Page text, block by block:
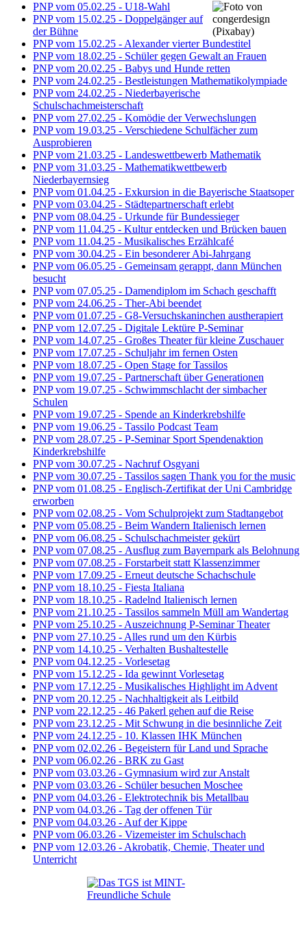
PNP vom 05.02.25 - U18-Wahl
PNP vom 15.02.25 - Doppelgänger auf
der Bühne
PNP vom 15.02.25 - Alexander vierter Bundestitel
PNP vom 18.02.25 - Schüler gegen Gewalt an Frauen
PNP vom 20.02.25 - Babys und Hunde retten
PNP vom 24.02.25 - Bestleistungen Mathematikolympiade
PNP vom 24.02.25 - Niederbayerische
Schulschachmeisterschaft
PNP vom 27.02.25 - Komödie der Verwechslungen
PNP vom 19.03.25 - Verschiedene Schulfächer zum
Ausprobieren
PNP vom 21.03.25 - Landeswettbewerb Mathematik
PNP vom 31.03.25 - Mathematikwettbewerb
Niederbayernsieg
PNP vom 01.04.25 - Exkursion in die Bayerische Staatsoper
PNP vom 03.04.25 - Städtepartnerschaft erlebt
PNP vom 08.04.25 - Urkunde für Bundessieger
PNP vom 11.04.25 - Kultur entdecken und Brücken bauen
PNP vom 11.04.25 - Musikalisches Erzählcafé
PNP vom 30.04.25 - Ein besonderer Abi-Jahrgang
PNP vom 06.05.25 - Gemeinsam gerappt, dann München
besucht
PNP vom 07.05.25 - Damendiplom im Schach geschafft
PNP vom 24.06.25 - Ther-Abi beendet
PNP vom 01.07.25 - G8-Versuchskaninchen austherapiert
PNP vom 12.07.25 - Digitale Lektüre P-Seminar
PNP vom 14.07.25 - Großes Theater für kleine Zuschauer
PNP vom 17.07.25 - Schuljahr im fernen Osten
PNP vom 18.07.25 - Open Stage for Tassilos
PNP vom 19.07.25 - Partnerschaft über Generationen
PNP vom 19.07.25 - Schwimmschlacht der simbacher
Schulen
PNP vom 19.07.25 - Spende an Kinderkrebshilfe
PNP vom 19.06.25 - Tassilo Podcast Team
PNP vom 28.07.25 - P-Seminar Sport Spendenaktion
Kinderkrebshilfe
PNP vom 30.07.25 - Nachruf Osgyani
PNP vom 30.07.25 - Tassilos sagen Thank you for the music
PNP vom 01.08.25 - Englisch-Zertifikat der Uni Cambridge
erworben
PNP vom 02.08.25 - Vom Schulprojekt zum Stadtangebot
PNP vom 05.08.25 - Beim Wandern Italienisch lernen
PNP vom 06.08.25 - Schulschachmeister gekürt
PNP vom 07.08.25 - Ausflug zum Bayernpark als Belohnung
PNP vom 07.08.25 - Forstarbeit statt Klassenzimmer
PNP vom 17.09.25 - Erneut deutsche Schachschule
PNP vom 18.10.25 - Fiesta Italiana
PNP vom 18.10.25 - Radelnd Italienisch lernen
PNP vom 21.10.25 - Tassilos sammeln Müll am Wandertag
PNP vom 25.10.25 - Auszeichnung P-Seminar Theater
PNP vom 27.10.25 - Alles rund um den Kürbis
PNP vom 14.10.25 - Verhalten Bushaltestelle
PNP vom 04.12.25 - Vorlesetag
PNP vom 15.12.25 - Ida gewinnt Vorlesetag
PNP vom 17.12.25 - Musikalisches Highlight im Advent
PNP vom 20.12.25 - Nachhaltigkeit als Leitbild
PNP vom 22.12.25 - 46 Pakerl gehen auf die Reise
PNP vom 23.12.25 - Mit Schwung in die besinnliche Zeit
PNP vom 24.12.25 - 10. Klassen IHK München
PNP vom 02.02.26 - Begeistern für Land und Sprache
PNP vom 06.02.26 - BRK zu Gast
PNP vom 03.03.26 - Gymnasium wird zur Anstalt
PNP vom 03.03.26 - Schüler besuchen Moschee
PNP vom 04.03.26 - Elektrotechnik bis Metallbau
PNP vom 04.03.26 - Tag der offenen Tür
PNP vom 04.03.26 - Auf der Kippe
PNP vom 06.03.26 - Vizemeister im Schulschach
PNP vom 12.03.26 - Akrobatik, Chemie, Theater und
Unterricht